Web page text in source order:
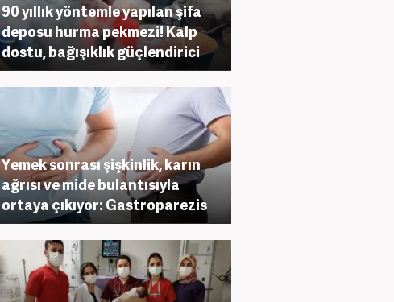
90 yıllık yöntemle yapılan şifa
deposu hurma pekmezi! Kalp
dostu, bağışıklık güçlendirici
Yemek sonrası şişkinlik, karın
ağrısı ve mide bulantısıyla
ortaya çıkıyor: Gastroparezis